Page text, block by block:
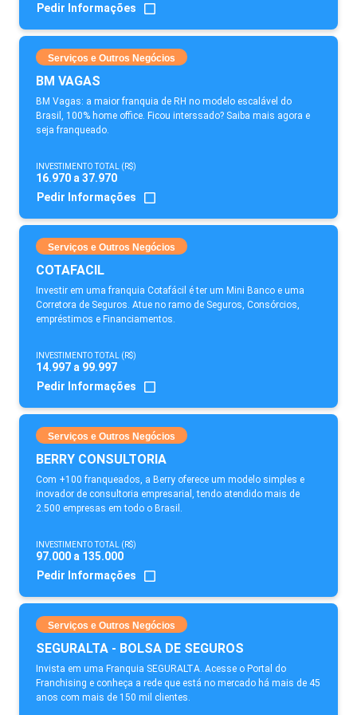
Pedir Informações
Serviços e Outros Negócios
BM VAGAS
BM Vagas: a maior franquia de RH no modelo escalável do
Brasil, 100% home office. Ficou interssado? Saiba mais agora e
seja franqueado.
INVESTIMENTO TOTAL (R$)
16.970 a 37.970
Pedir Informações
Serviços e Outros Negócios
COTAFACIL
Investir em uma franquia Cotafácil é ter um Mini Banco e uma
Corretora de Seguros. Atue no ramo de Seguros, Consórcios,
empréstimos e Financiamentos.
INVESTIMENTO TOTAL (R$)
14.997 a 99.997
Pedir Informações
Serviços e Outros Negócios
BERRY CONSULTORIA
Com +100 franqueados, a Berry oferece um modelo simples e
inovador de consultoria empresarial, tendo atendido mais de
2.500 empresas em todo o Brasil.
INVESTIMENTO TOTAL (R$)
97.000 a 135.000
Pedir Informações
Serviços e Outros Negócios
SEGURALTA - BOLSA DE SEGUROS
Invista em uma Franquia SEGURALTA. Acesse o Portal do
Franchising e conheça a rede que está no mercado há mais de 45
anos com mais de 150 mil clientes.